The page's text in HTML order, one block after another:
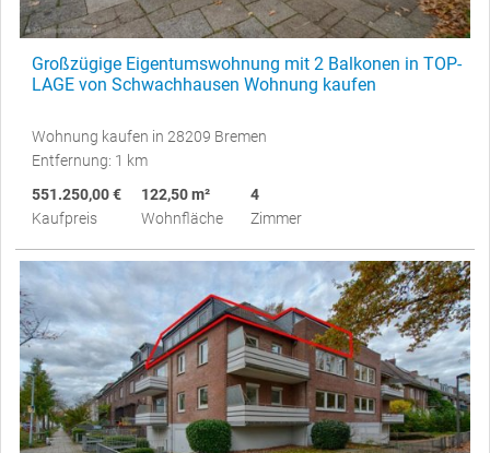
Großzügige Eigentumswohnung mit 2 Balkonen in TOP-
LAGE von Schwachhausen Wohnung kaufen
Wohnung kaufen in 28209 Bremen
Entfernung: 1 km
551.250,00 €
Kaufpreis
122,50 m²
Wohnfläche
4
Zimmer